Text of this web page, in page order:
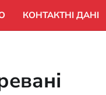
КОНТАКТНІ ДАНІ